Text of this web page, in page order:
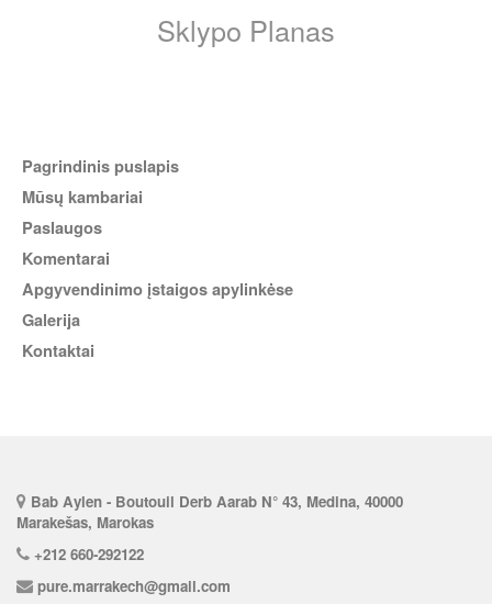
Sklypo Planas
Pagrindinis puslapis
Mūsų kambariai
Paslaugos
komentarai
Apgyvendinimo įstaigos apylinkėse
Galerija
Kontaktai
Bab Aylen - Boutouil Derb Aarab N° 43, Medina, 40000
Marakešas, Marokas
+212 660-292122
pure.marrakech@gmail.com